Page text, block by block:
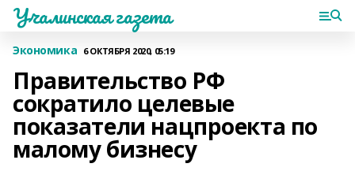
Учалинская газета
Экономика 6 ОКТЯБРЯ 2020, 05:19
Правительство РФ
сократило целевые
показатели нацпроекта по
малому бизнесу